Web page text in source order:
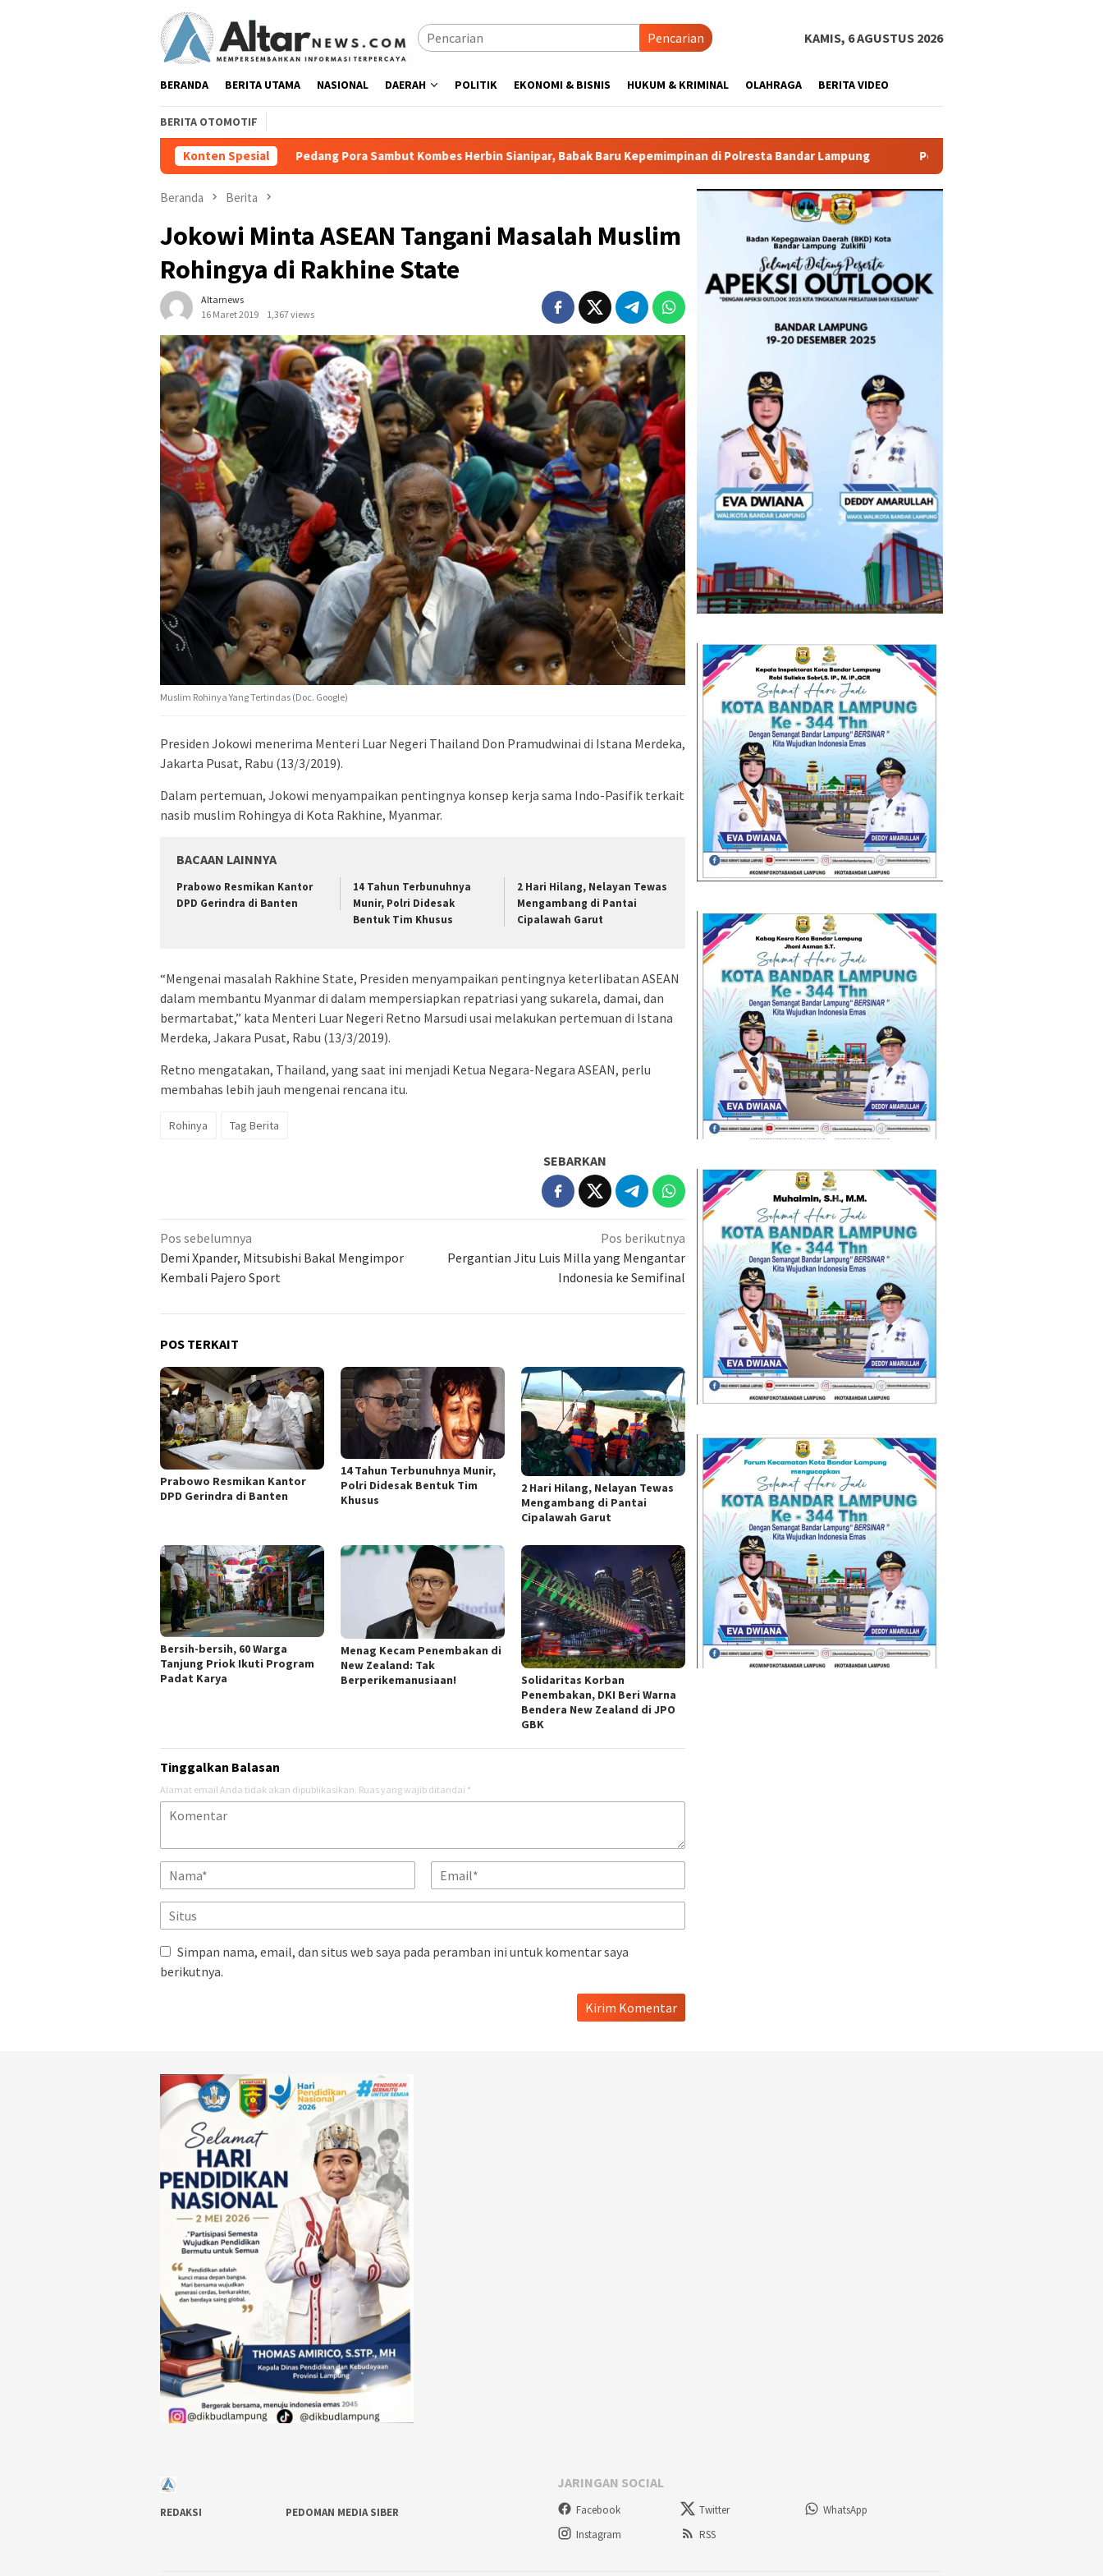
Pencarian KAMIS, 6 AGUSTUS 2026
BERANDA BERITA UTAMA NASIONAL DAERAH POLITIK EKONOMI & BISNIS HUKUM & KRIMINAL OLAHRAGA BERITA VIDEO
BERITA OTOMOTIF
Konten Spesial
Pedang Pora Sambut Kombes Herbin Sianipar, Babak Baru Kepemimpinan di Polresta Bandar Lampung Pemprov Lampung Buka PJJ SMA 2026, 29 Peserta
Beranda Berita
Jokowi Minta ASEAN Tangani Masalah Muslim
Rohingya di Rakhine State
Altarnews
16 Maret 2019
1,367 views
Muslim Rohinya Yang Tertindas (Doc. Google)
Presiden Jokowi menerima Menteri Luar Negeri Thailand Don Pramudwinai di Istana Merdeka,
Jakarta Pusat, Rabu (13/3/2019).
Dalam pertemuan, Jokowi menyampaikan pentingnya konsep kerja sama Indo-Pasifik terkait
nasib muslim Rohingya di Kota Rakhine, Myanmar.
BACAAN LAINNYA
Prabowo Resmikan Kantor
DPD Gerindra di Banten
14 Tahun Terbunuhnya
Munir, Polri Didesak
Bentuk Tim Khusus
2 Hari Hilang, Nelayan Tewas
Mengambang di Pantai
Cipalawah Garut
“Mengenai masalah Rakhine State, Presiden menyampaikan pentingnya keterlibatan ASEAN
dalam membantu Myanmar di dalam mempersiapkan repatriasi yang sukarela, damai, dan
bermartabat,” kata Menteri Luar Negeri Retno Marsudi usai melakukan pertemuan di Istana
Merdeka, Jakara Pusat, Rabu (13/3/2019).
Retno mengatakan, Thailand, yang saat ini menjadi Ketua Negara-Negara ASEAN, perlu
membahas lebih jauh mengenai rencana itu.
Rohinya Tag Berita
SEBARKAN
Navigasi
pos
Pos sebelumnya
Demi Xpander, Mitsubishi Bakal Mengimpor
Kembali Pajero Sport
Pos berikutnya
Pergantian Jitu Luis Milla yang Mengantar
Indonesia ke Semifinal
POS TERKAIT
Prabowo Resmikan Kantor
DPD Gerindra di Banten
14 Tahun Terbunuhnya Munir,
Polri Didesak Bentuk Tim
Khusus
2 Hari Hilang, Nelayan Tewas
Mengambang di Pantai
Cipalawah Garut
Bersih-bersih, 60 Warga
Tanjung Priok Ikuti Program
Padat Karya
Menag Kecam Penembakan di
New Zealand: Tak
Berperikemanusiaan!
Solidaritas Korban
Penembakan, DKI Beri Warna
Bendera New Zealand di JPO
GBK
Tinggalkan Balasan
Alamat email Anda tidak akan dipublikasikan. Ruas yang wajib ditandai *
Simpan nama, email, dan situs web saya pada peramban ini untuk komentar saya
berikutnya.
REDAKSI PEDOMAN MEDIA SIBER
JARINGAN SOCIAL
Facebook Twitter
WhatsApp
Instagram
RSS